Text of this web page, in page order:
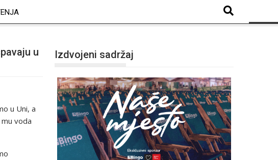
u
u Uni, a
voda
Izdvojeni sadržaj